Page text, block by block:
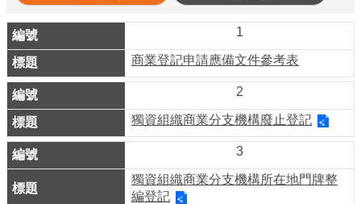
息
機
關
介
紹
業
務
資
1
商業登記申請應備文件參考表
2
獨資組織商業分支機構廢止登記
3
獨資組織商業分支機構所在地門牌整
編登記